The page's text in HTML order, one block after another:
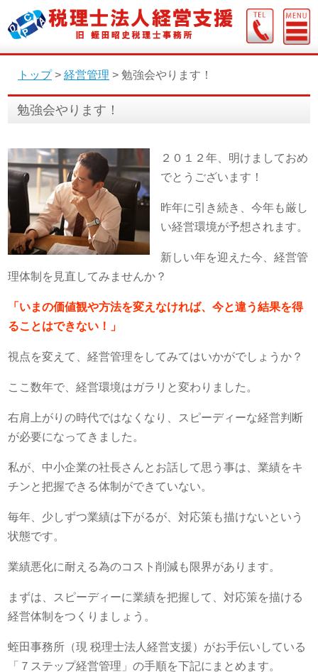
トップ> 経営管理 > 勉強会やります！
勉強会やります！
２０１２年、明けましておめ
でとうございます！
昨年に引き続き、今年も厳し
い経営環境が予想されます。
新しい年を迎えた今、経営管
理体制を見直してみませんか？
「いまの価値観や方法を変えなければ、今と違う結果を得
ることはできない！」
視点を変えて、経営管理をしてみてはいかがでしょうか？
ここ数年で、経営環境はガラリと変わりました。
右肩上がりの時代ではなくなり、スピーディーな経営判断
が必要になってきました。
私が、中小企業の社長さんとお話して思う事は、業績をキ
チンと把握できる体制ができていない。
毎年、少しずつ業績は下がるが、対応策も描けないという
状態です。
業績悪化に耐える為のコスト削減も限界があります。
まずは、スピーディーに業績を把握して、対応策を描ける
経営体制をつくりましょう。
蛭田事務所（現 税理士法人経営支援）がお手伝いしている
「７ステップ経営管理」の手順を下記にまとめます。